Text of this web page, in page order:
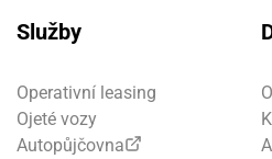
Služby
Operativní leasing
Ojeté vozy
Autopůjčovna